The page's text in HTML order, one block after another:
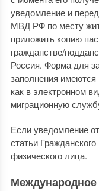
уведомление и
МВД РФ по месту
приложить копию
гражданстве/
Россия. Форма для
заполнения
как в электронном
миграционную
Если уведомление
статьи
физического лица.
Международное